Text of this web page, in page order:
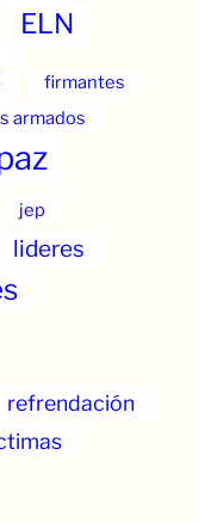
ELN
firmantes
armados
jep
lideres
refrendación